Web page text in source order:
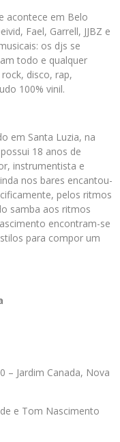
acontece em Belo
Fael, Garrell, JJBZ e
os djs se
todo e qualquer
disco, rap,
100% vinil.
em Santa Luzia, na
18 anos de
instrumentista e
nos bares encantou-
pelos ritmos
samba aos ritmos
encontram-se
para compor um
– Jardim Canada, Nova
e Tom Nascimento